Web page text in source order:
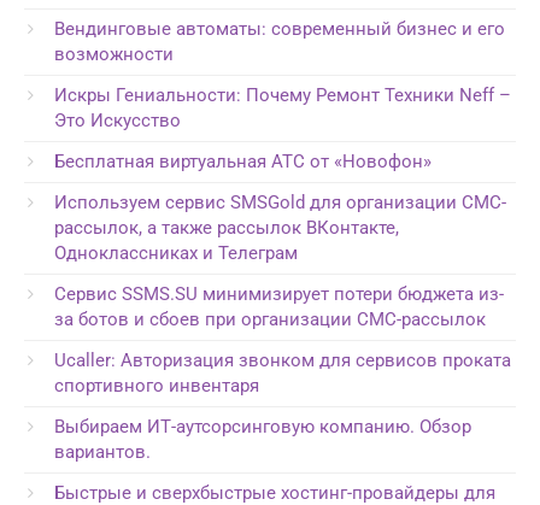
Вендинговые автоматы: современный бизнес и его
возможности
Искры Гениальности: Почему Ремонт Техники Neff –
Это Искусство
Бесплатная виртуальная АТС от «Новофон»
Используем сервис SMSGold для организации СМС-
рассылок, а также рассылок ВКонтакте,
Одноклассниках и Телеграм
Сервис SSMS.SU минимизирует потери бюджета из-
за ботов и сбоев при организации СМС-рассылок
Ucaller: Авторизация звонком для сервисов проката
спортивного инвентаря
Выбираем ИТ-аутсорсинговую компанию. Обзор
вариантов.
Быстрые и сверхбыстрые хостинг-провайдеры для